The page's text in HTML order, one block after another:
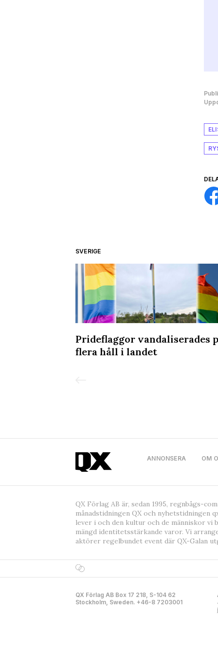
SVERIGE
Prideflaggor vandaliserades
flera håll i landet
ANNONSERA OM
QX Förlag AB är, sedan 1995, regnbågs-
månadstidningen QX och nyhetstidningen
lever i och den kultur och de människor vi
mängd identitetsstärkande varor. Vi
aktörer regelbundet event där QX-Galan
QX Förlag AB Box 17 218, S-104 62
Stockholm, Sweden. +46-8 7203001